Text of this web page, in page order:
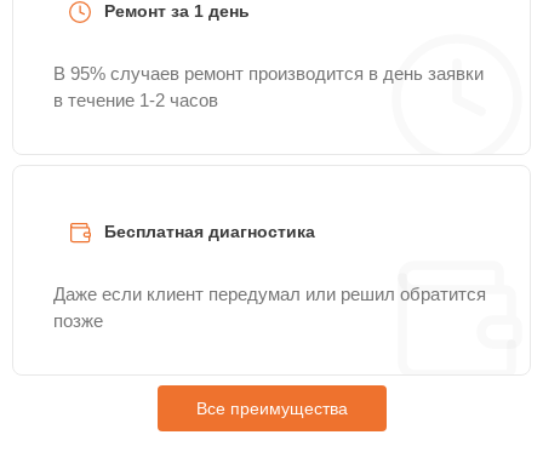
Ремонт за 1 день
В 95% случаев ремонт производится в день заявки
в течение 1-2 часов
Бесплатная диагностика
Даже если клиент передумал или решил обратится
позже
Все преимущества